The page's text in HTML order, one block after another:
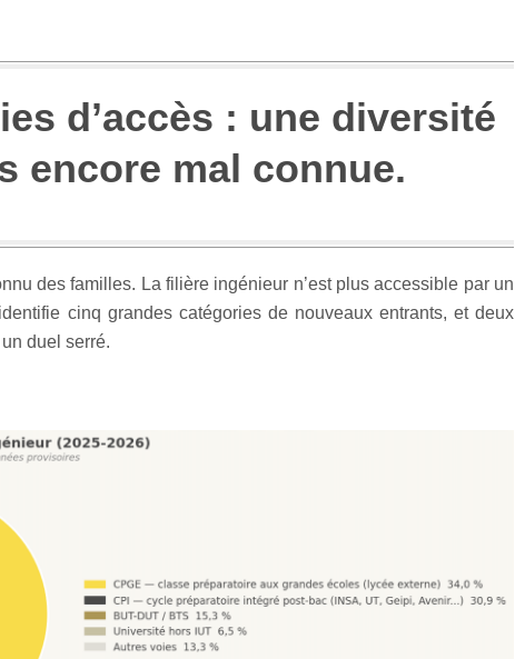
d’accès : une diversité
encore mal connue.
des familles. La filière ingénieur n’est plus accessible par un
cinq grandes catégories de nouveaux entrants, et deux
duel serré.